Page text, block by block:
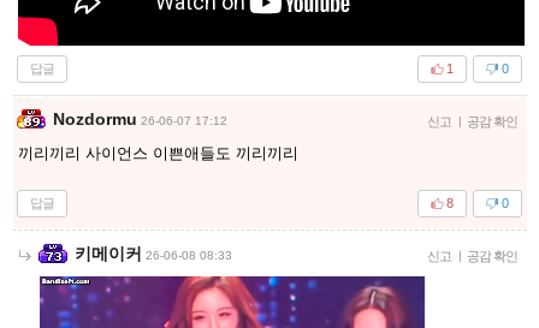
답글 0
1
Nozdormu 26-06-07 17:12 신고 | 공감 확인
끼리끼리 사이언스 이쁜애들도 끼리끼리
답글 0
8
키메이커 26-06-08 08:33 신고 | 공감 확인